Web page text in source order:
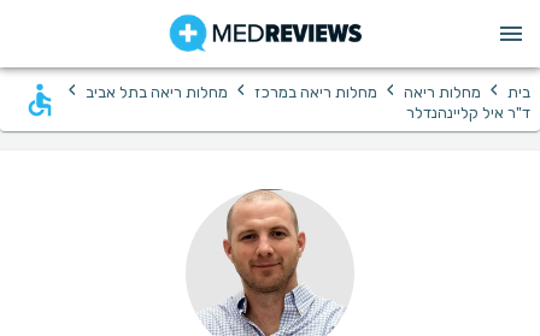
בית › מחלות ריאה › מחלות ריאה במרכז › מחלות ריאה בתל אביב ›
ד"ר איל קליינהנדלר